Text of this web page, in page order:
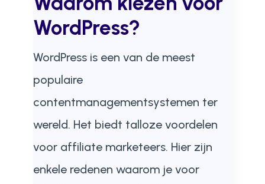
WordPress?
WordPress is een van de meest
populaire
contentmanagementsystemen ter
wereld. Het biedt talloze voordelen
voor affiliate marketeers. Hier zijn
enkele redenen waarom je voor